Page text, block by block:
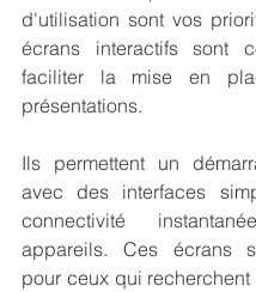
d'utilisation sont vos
écrans interactifs sont
faciliter la mise en
présentations.
Ils permettent un
avec des interfaces
connectivité
appareils. Ces écrans
pour ceux qui recherchent